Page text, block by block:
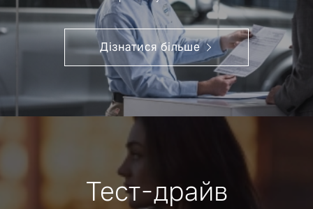
Дізнатися більше
Тест-драйв